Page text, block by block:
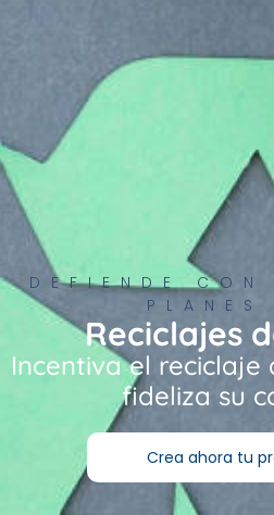
DEFIENDE CON
PLANES
Reciclajes
Incentiva el
fideliza su
Crea ahora tu